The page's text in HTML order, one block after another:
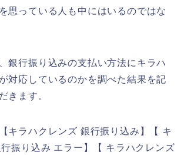
思っている人も中にはいるのではな
銀行振り込みの支払い方法にキラハ
対応しているのかを調べた結果を記
きます。
キラハクレンズ 銀行振り込み】【 キ
振り込み エラー】【 キラハクレンズ